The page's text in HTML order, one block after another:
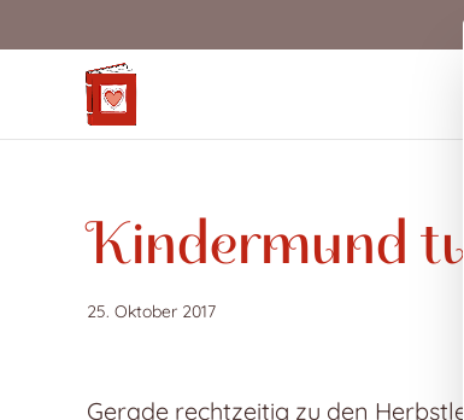
k
Kindermund
25. Oktober 2017
Gerade rechtzeitig zu den